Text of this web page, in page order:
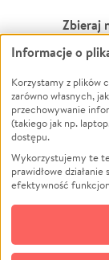
Zbieraj
Pożar
Ukraina
Pomoc
Społeczność
Kultura
Informacje o
Korzystamy z plików
zarówno własnych,
przechowywanie
(takiego jak np.
dostępu.
Wykorzystujemy te
prawidłowe
efektywność
technologii do
zgodę na ich